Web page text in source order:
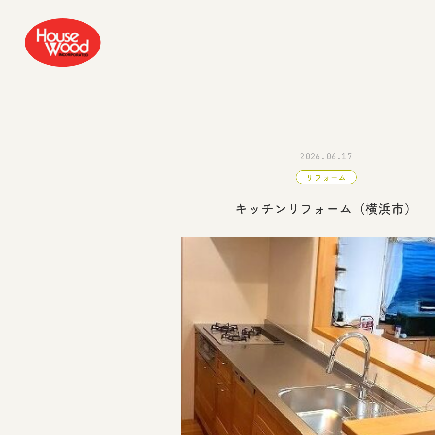
2026.06.17
リフォーム
キッチンリフォーム（横浜市）